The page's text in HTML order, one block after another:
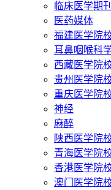
临床医学期刊
医药媒体
福建医学院
耳鼻咽喉科
西藏医学院
贵州医学院
重庆医学院
神经
麻醉
陕西医学院
青海医学院
香港医学院
澳门医学院